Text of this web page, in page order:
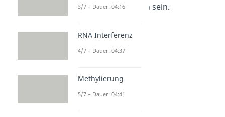
Abschnitte betroffen sein.
3/7 – Dauer: 04:16
RNA Interferenz
4/7 – Dauer: 04:37
Methylierung
5/7 – Dauer: 04:41